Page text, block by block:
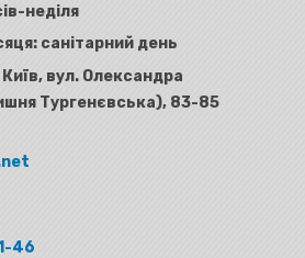
неділя
санітарний день
вул. Олександра
Тургенєвська), 83-85
46